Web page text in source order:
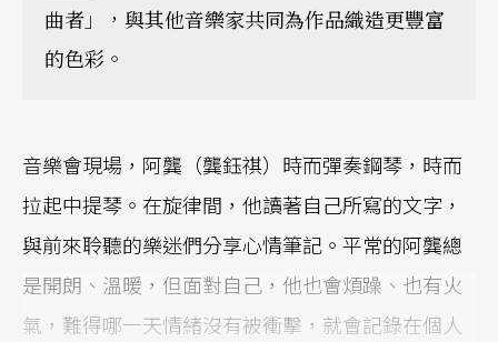
曲者」，與其他音樂家共同為作品織造更豐富
的色彩。
音樂會現場，阿龔（龔鈺祺）時而彈奏鋼琴，時而
拉起中提琴。在旋律間，他讀著自己所寫的文字，
與前來聆聽的樂迷們分享心情筆記。平常的阿龔總
是開朗、溫暖，但面對自己，他也會煩躁、也有火
氣，難得哪一天情緒沒有被衝擊，就會記錄在個人